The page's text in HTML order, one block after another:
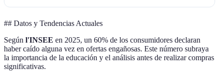
## Datos y Tendencias Actuales
Según l'INSEE en 2025, un 60% de los consumidores declaran
haber caído alguna vez en ofertas engañosas. Este número subraya
la importancia de la educación y el análisis antes de realizar compras
significativas.